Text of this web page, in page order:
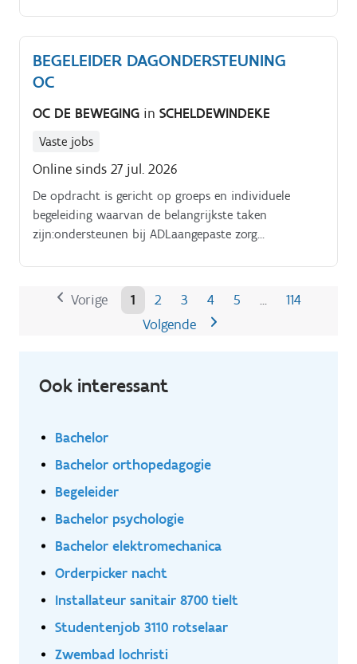
BEGELEIDER DAGONDERSTEUNING
OC
OC DE BEWEGING in SCHELDEWINDEKE
Vaste jobs
Online sinds 27 jul. 2026
De opdracht is gericht op groeps en individuele
begeleiding waarvan de belangrijkste taken
zijn:ondersteunen bij ADLaangepaste zorg
om te verkopen Eigen creatieve inbreng
Vorige 1 2 3 4 5
114
Volgende
Ook interessant
Bachelor
Bachelor orthopedagogie
Begeleider
Bachelor psychologie
Bachelor elektromechanica
Orderpicker nacht
Installateur sanitair 8700 tielt
Studentenjob 3110 rotselaar
Zwembad lochristi